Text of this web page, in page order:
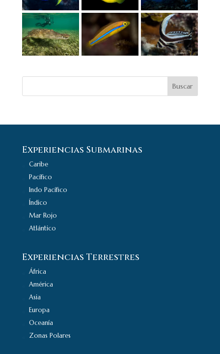
Buscar
Experiencias Submarinas
Caribe
Pacífico
Indo Pacífico
Índico
Mar Rojo
Atlántico
Experiencias Terrestres
África
América
Asia
Europa
Oceanía
Zonas Polares